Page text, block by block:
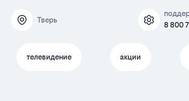
Тверь
8 800
телевидение акции